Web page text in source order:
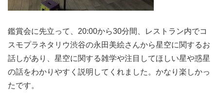
鑑賞会に先立って、20:00から30分間、レストラン内でコ
スモプラネタリウ渋谷の永田美絵さんから星空に関するお
話しがあり、星空に関する雑学や注目してほしい星や惑星
の話をわかりやすく説明してくれました。かなり楽しかっ
たです。